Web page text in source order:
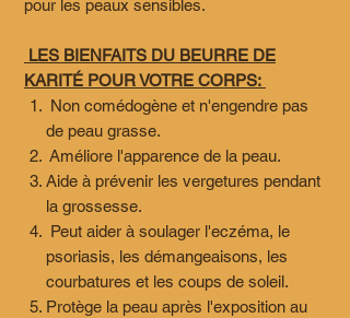
pour les peaux sensibles.
LES BIENFAITS DU BEURRE DE
KARITÉ POUR VOTRE CORPS:
Non comédogène et n'engendre pas
de peau grasse.
Améliore l'apparence de la peau.
Aide à prévenir les vergetures pendant
la grossesse.
Peut aider à soulager l'eczéma, le
psoriasis, les démangeaisons, les
courbatures et les coups de soleil.
Protège la peau après l'exposition au